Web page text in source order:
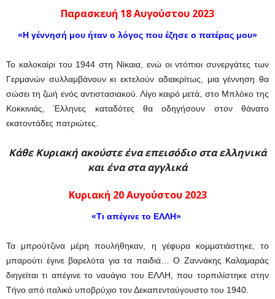
Παρασκευή 18 Αυγούστου 2023
«Η γέννησή μου ήταν ο λόγος που έζησε ο πατέρας μου»
Το καλοκαίρι του 1944 στη Νίκαια, ενώ οι ντόπιοι συνεργάτες των
Γερμανών συλλαμβάνουν κι εκτελούν αδιακρίτως, μια γέννηση θα
σώσει τη ζωή ενός αντιστασιακού. Λίγο καιρό μετά, στο Μπλόκο της
Κοκκινιάς, Έλληνες καταδότες θα οδηγήσουν στον θάνατο
εκατοντάδες πατριώτες.
Κάθε Κυριακή ακούστε ένα επεισόδιο στα ελληνικά
και ένα στα αγγλικά
Κυριακή 20 Αυγούστου 2023
«Τι απέγινε το ΕΛΛΗ»
Τα μπρούτζινα μέρη πουλήθηκαν, η γέφυρα κομματιάστηκε, το
μπαρούτι έγινε βαρελότα για τα παιδιά… Ο Ζαννάκης Καλαμαράς
διηγείται τι απέγινε το ναυάγιο του ΕΛΛΗ, που τορπιλίστηκε στην
Τήνο από ιταλικό υποβρύχιο τον Δεκαπενταύγουστο του 1940.